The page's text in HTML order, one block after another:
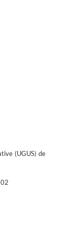
(UGUS) de